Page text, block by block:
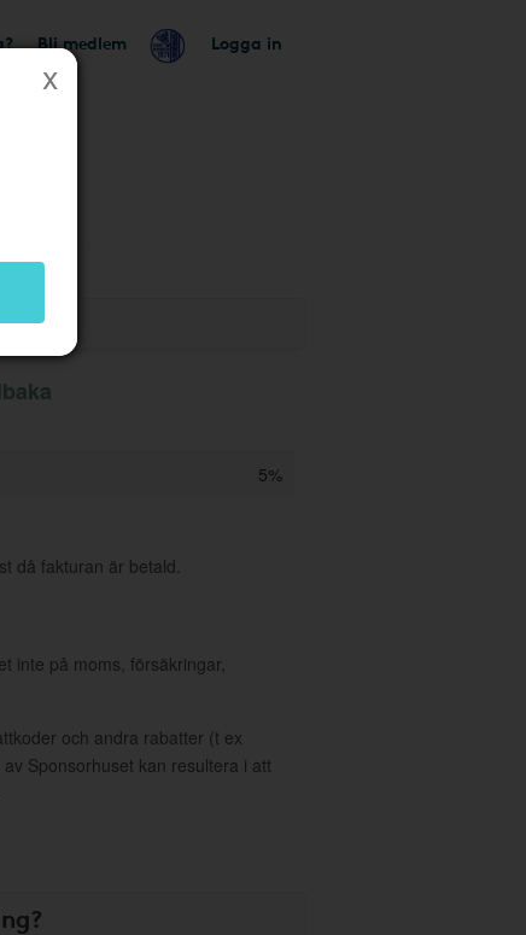
Bli medlem Logga in
5%
då fakturan är betald.
inte på moms, försäkringar,
och andra rabatter (t ex
Sponsorhuset kan resultera i att